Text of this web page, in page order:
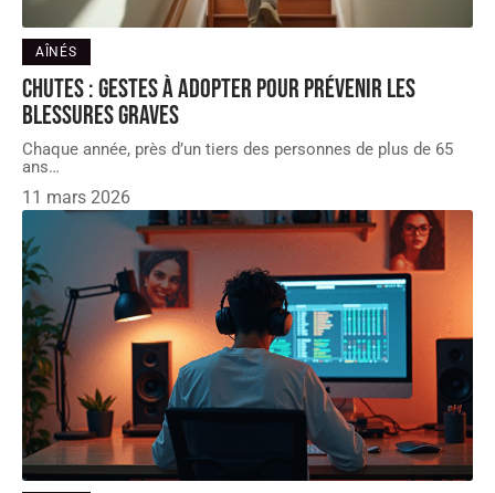
AÎNÉS
Chutes : gestes à adopter pour prévenir les
blessures graves
Chaque année, près d’un tiers des personnes de plus de 65
ans…
11 mars 2026